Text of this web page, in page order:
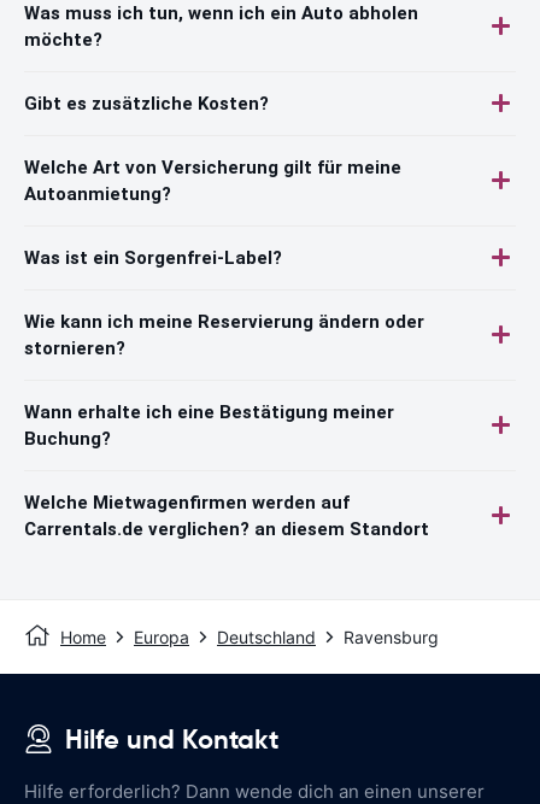
Was muss ich tun, wenn ich ein Auto abholen
möchte?
Gibt es zusätzliche Kosten?
Welche Art von Versicherung gilt für meine
Autoanmietung?
Was ist ein Sorgenfrei-Label?
Wie kann ich meine Reservierung ändern oder
stornieren?
Wann erhalte ich eine Bestätigung meiner
Buchung?
Welche Mietwagenfirmen werden auf
Carrentals.de verglichen? an diesem Standort
Home Europa Deutschland Ravensburg
Hilfe und Kontakt
Hilfe erforderlich? Dann wende dich an einen unserer